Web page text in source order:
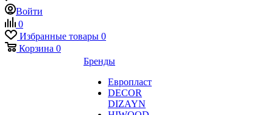
Войти
0
Избранные товары 0
Корзина 0
Бренды
Европласт
DECOR
DIZAYN